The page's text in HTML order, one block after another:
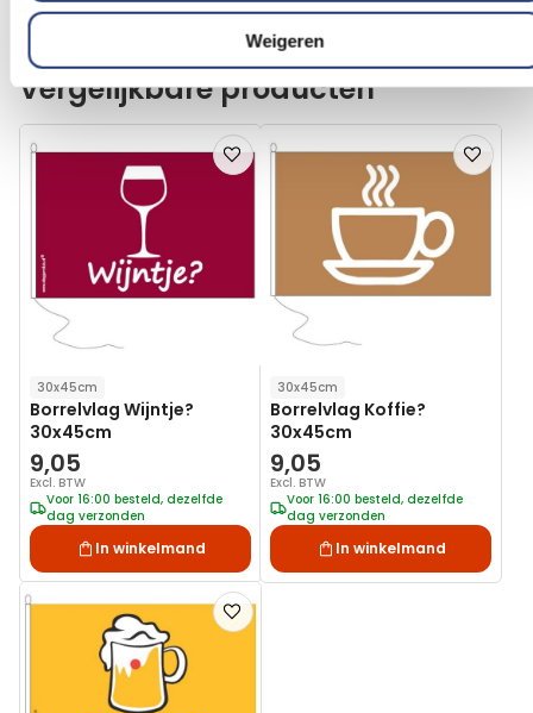
Weigeren
In winkelmand In winkelmand
Vergelijkbare producten
Voeg
toe
30x45cm
Borrelvlag Wijntje?
30x45cm
9,05
Excl. BTW
Voor 16:00 besteld, dezelfde
dag verzonden
In winkelmand
Voeg
toe
30x45cm
Borrelvlag Koffie?
30x45cm
9,05
Excl. BTW
Voor 16:00 besteld, dezelfde
dag verzonden
In winkelmand
Voeg
toe